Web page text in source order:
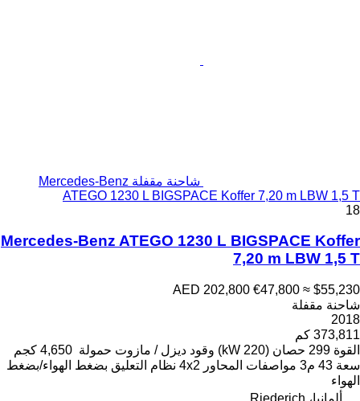
شاحنة مقفلة Mercedes-Benz
ATEGO 1230 L
Mercedes-Benz ATEGO
AED
ديزل / مازوت حمولة 4,650 كجم
4x2 نظام التعليق بضغط الهواء/بضغط